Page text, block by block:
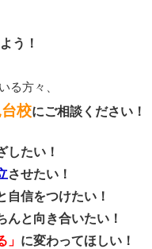
う！
る方々、
校にご相談ください！
したい！
させたい！
自信をつけたい！
んと向き合いたい！
に変わってほしい！